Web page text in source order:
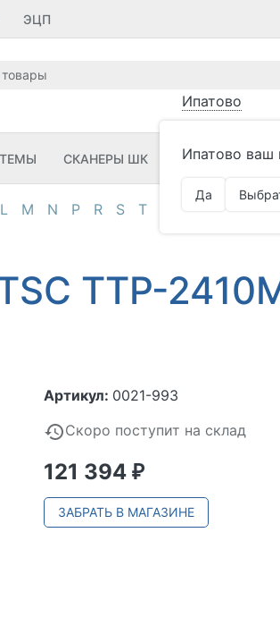
ЭЦП
Ипатово
Ипатово ваш
Да
СКАНЕРЫ ШК ПРИНТЕРЫ ШК
L M N P R S T
TTP-
Артикул: 0021-993
Скоро поступит на склад
121 394 ₽
ЗАБРАТЬ В МАГАЗИНЕ